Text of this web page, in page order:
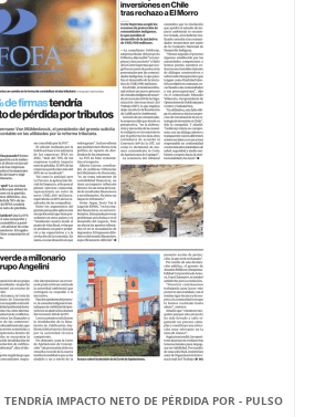
IMPACTO NETO DE PÉRDIDA POR - PULSO